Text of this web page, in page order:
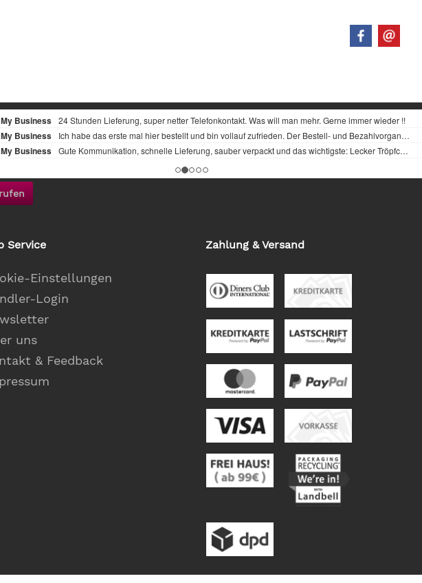
Service
Einstellungen
Login
uns
& Feedback
Zahlung & Versand